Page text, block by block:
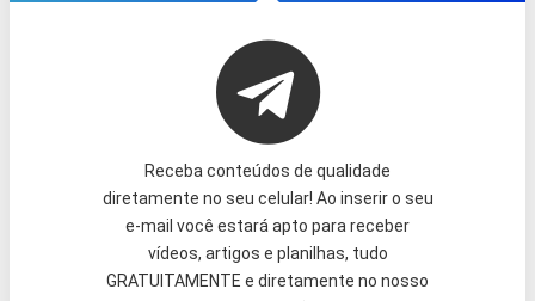
Receba conteúdos de qualidade
diretamente no seu celular! Ao inserir o seu
e-mail você estará apto para receber
vídeos, artigos e planilhas, tudo
GRATUITAMENTE e diretamente no nosso